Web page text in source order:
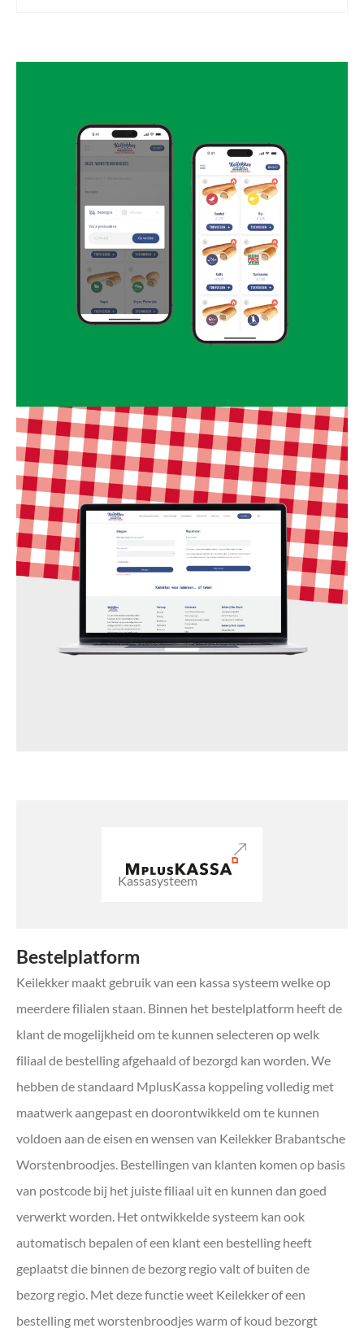
Kassasysteem
Bestelplatform
Keilekker maakt gebruik van een kassa systeem welke op
meerdere filialen staan. Binnen het bestelplatform heeft de
klant de mogelijkheid om te kunnen selecteren op welk
filiaal de bestelling afgehaald of bezorgd kan worden. We
hebben de standaard MplusKassa koppeling volledig met
maatwerk aangepast en doorontwikkeld om te kunnen
voldoen aan de eisen en wensen van Keilekker Brabantsche
Worstenbroodjes. Bestellingen van klanten komen op basis
van postcode bij het juiste filiaal uit en kunnen dan goed
verwerkt worden. Het ontwikkelde systeem kan ook
automatisch bepalen of een klant een bestelling heeft
geplaatst die binnen de bezorg regio valt of buiten de
bezorg regio. Met deze functie weet Keilekker of een
bestelling met worstenbroodjes warm of koud bezorgt